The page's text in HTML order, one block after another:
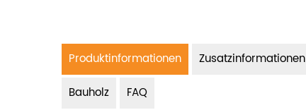
Produktinformationen Zusatzinformationen
Bauholz
FAQ